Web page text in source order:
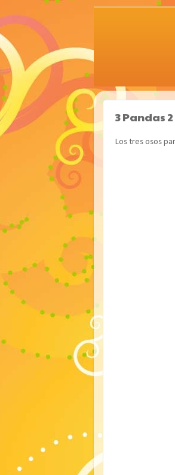
3 Pandas
Los tres osos